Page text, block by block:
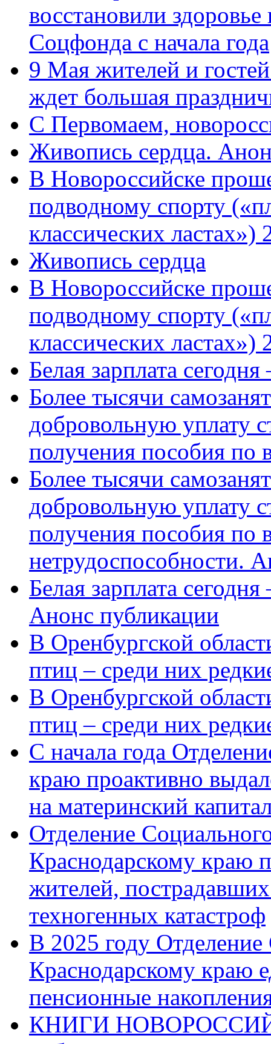
восстановили
Соцфонда с начала года
9 Мая жителей и
ждет большая
C Первомаем,
Живопись сердца.
В Новороссийске
подводному спорту
классических
Живопись сердца
В Новороссийске
подводному спорту
классических ластах»)
Белая зарплата
Более тысячи
добровольную уплату
получения пособия по
Более тысячи
добровольную уплату
получения пособия по
нетрудоспособности.
Белая зарплата
Анонс публикации
В Оренбургской
птиц – среди них
В Оренбургской
птиц – среди них
С начала года
краю проактивно
на материнский
Отделение
Краснодарскому краю
жителей,
техногенных катастроф
В 2025 году
Краснодарскому краю
пенсионные
КНИГИ